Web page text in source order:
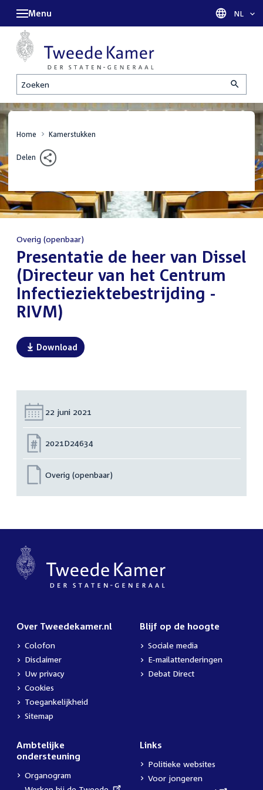
Zoeken
Menu Taal
NL
Home Kamerstukken
Delen
Overig (openbaar)
:Presentatie de heer van Dissel
(Directeur van het Centrum
Infectieziektebestrijding -
RIVM)
Download
Datum:
22 juni 2021
Nummer:
2021D24634
Overig (openbaar)
Over Tweedekamer.nl
Colofon
Disclaimer
Uw privacy
Cookies
Toegankelijkheid
Sitemap
Blijf op de hoogte
Sociale media
E-mailattenderingen
Debat Direct
Ambtelijke
ondersteuning
Organogram
Links
Politieke websites
Voor jongeren